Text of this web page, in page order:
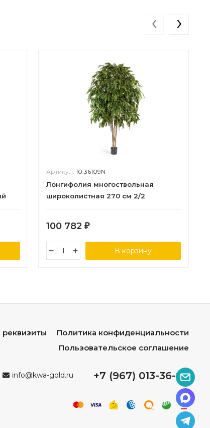
Артикул: 10.36109N
Лонгифолия многоствольная
широколистная 270 см 2/2
100 782 ₽
В корзину
‹ ›
реквизиты
Политика конфиденциальности
Пользовательское соглашение
info@kwa-gold.ru +7 (967) 013-36-96